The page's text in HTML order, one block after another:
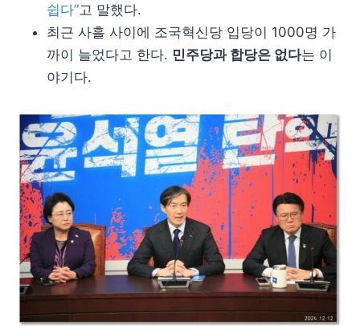
쉽다”고 말했다.
최근 사흘 사이에 조국혁신당 입당이 1000명 가
까이 늘었다고 한다. 민주당과 합당은 없다는 이
야기다.